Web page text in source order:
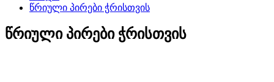
წრიული პირები ჭრისთვის
წრიული პირები ჭრისთვის